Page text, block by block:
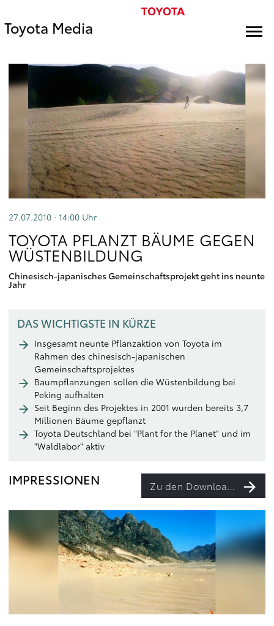
Toyota Media
27.07.2010 · 14:00 Uhr
TOYOTA PFLANZT BÄUME GEGEN
WÜSTENBILDUNG
Chinesisch-japanisches Gemeinschaftsprojekt geht ins neunte
Jahr
DAS WICHTIGSTE IN KÜRZE
Insgesamt neunte Pflanzaktion von Toyota im
Rahmen des chinesisch-japanischen
Gemeinschaftsprojektes
Baumpflanzungen sollen die Wüstenbildung bei
Peking aufhalten
Seit Beginn des Projektes in 2001 wurden bereits 3,7
Millionen Bäume gepflanzt
Toyota Deutschland bei "Plant for the Planet" und im
"Waldlabor" aktiv
IMPRESSIONEN Zu den Downloads